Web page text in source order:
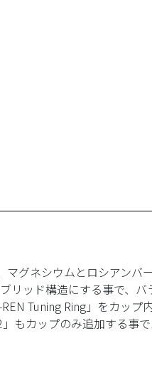
グネシウムとロシアンバ
リッド構造にする事で、
Tuning Ring」をカッ
もカップのみ追加する事